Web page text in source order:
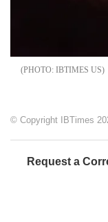
IBTIMES US
© Copyright IBTimes
Request a